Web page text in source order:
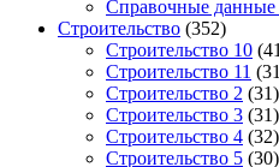
Справочные данные
Строительство (352)
Строительство 10
Строительство 11
Строительство 2 (31)
Строительство 3 (31)
Строительство 4 (32)
Строительство 5 (30)